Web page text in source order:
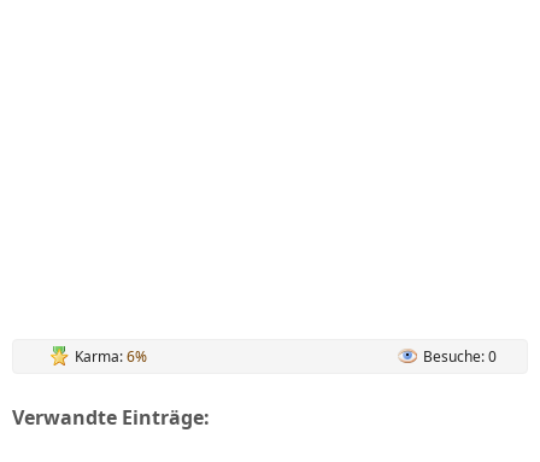
Karma:6% Besuche: 0
Verwandte Einträge: